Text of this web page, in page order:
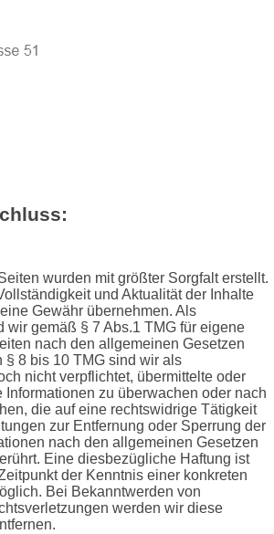
wurden mit größter Sorgfalt erstellt.
und Aktualität der Inhalte
Gewähr übernehmen. Als
wir gemäß § 7 Abs.1 TMG für eigene
nach den allgemeinen Gesetzen
§ 8 bis 10 TMG sind wir als
nicht verpflichtet, übermittelte oder
Informationen zu überwachen oder nach
die auf eine rechtswidrige Tätigkeit
zur Entfernung oder Sperrung der
nach den allgemeinen Gesetzen
Eine diesbezügliche Haftung ist
der Kenntnis einer konkreten
Bei Bekanntwerden von
werden wir diese